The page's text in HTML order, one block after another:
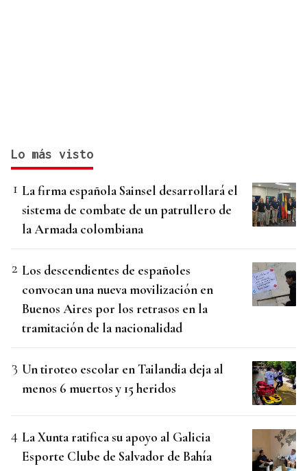
Lo más visto
La firma española Sainsel desarrollará el
sistema de combate de un patrullero de
la Armada colombiana
Los descendientes de españoles
convocan una nueva movilización en
Buenos Aires por los retrasos en la
tramitación de la nacionalidad
Un tiroteo escolar en Tailandia deja al
menos 6 muertos y 15 heridos
La Xunta ratifica su apoyo al Galicia
Esporte Clube de Salvador de Bahía